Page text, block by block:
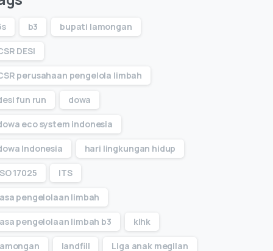
b3 bupati lamongan
DESI
perusahaan pengelola limbah
fun run dowa
eco system indonesia
Indonesia hari lingkungan hidup
17025 ITS
pengelolaan limbah
pengelolaan limbah b3 klhk
landfill Liga anak megilan